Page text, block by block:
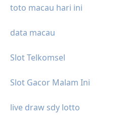
toto macau hari ini
data macau
Slot Telkomsel
Slot Gacor Malam Ini
live draw sdy lotto